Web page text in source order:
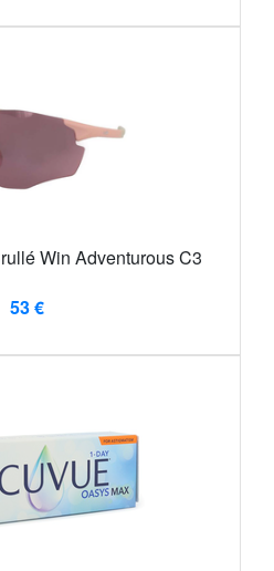
Win Adventurous C3
53 €